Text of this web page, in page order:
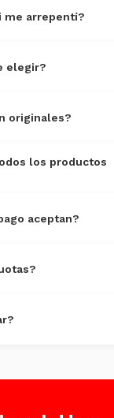
me arrepentí?
elegir?
.
originales?
los productos
aceptan?
en sucursales.